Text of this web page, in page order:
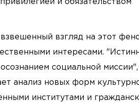
и обязательством
взгляд на этот
интересами.
социальной
анализ новых форм
институтами и